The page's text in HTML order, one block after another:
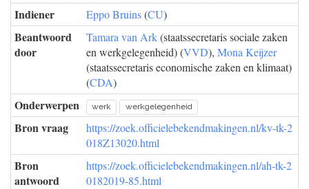
Indiener Eppo Bruins(CU)
Beantwoord
door
Tamara van Ark(staatssecretaris sociale zaken
en werkgelegenheid) (VVD), Mona Keijzer
(staatssecretaris economische zaken en klimaat)
(CDA)
Onderwerpen werk werkgelegenheid
Bron vraag
https://zoek.officielebekendmakingen.nl/kv-tk-2
018Z13020.html
Bron
antwoord
https://zoek.officielebekendmakingen.nl/ah-tk-2
0182019-85.html